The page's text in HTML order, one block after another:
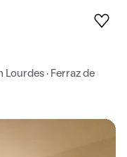
· Ferraz de